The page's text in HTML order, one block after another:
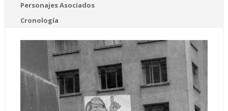
Personajes Asociados
Cronología